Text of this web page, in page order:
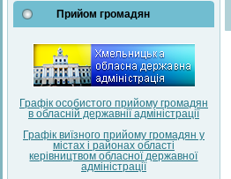
Прийом громадян
Графік особистого прийому громадян
в обласній державнії адміністрації
Графік виїзного прийому громадян у
містах і районах області
керівництвом обласної державної
адміністрації